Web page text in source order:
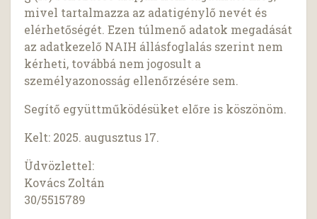
mivel tartalmazza az adatigénylő nevét és
elérhetőségét. Ezen túlmenő adatok megadását
az adatkezelő NAIH állásfoglalás szerint nem
kérheti, továbbá nem jogosult a
személyazonosság ellenőrzésére sem.
Segítő együttműködésüket előre is köszönöm.
Kelt: 2025. augusztus 17.
Üdvözlettel:
Kovács Zoltán
30/5515789